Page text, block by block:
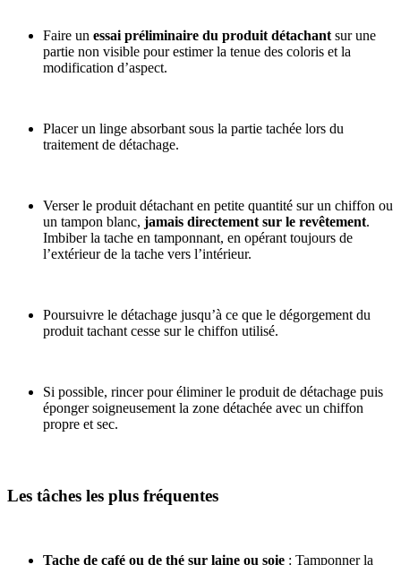
Faire un essai préliminaire du produit détachant sur une
partie non visible pour estimer la tenue des coloris et la
modification d’aspect.
Placer un linge absorbant sous la partie tachée lors du
traitement de détachage.
Verser le produit détachant en petite quantité sur un chiffon ou
un tampon blanc, jamais directement sur le revêtement.
Imbiber la tache en tamponnant, en opérant toujours de
l’extérieur de la tache vers l’intérieur.
Poursuivre le détachage jusqu’à ce que le dégorgement du
produit tachant cesse sur le chiffon utilisé.
Si possible, rincer pour éliminer le produit de détachage puis
éponger soigneusement la zone détachée avec un chiffon
propre et sec.
Les tâches les plus fréquentes
Tache de café ou de thé sur laine ou soie : Tamponner la